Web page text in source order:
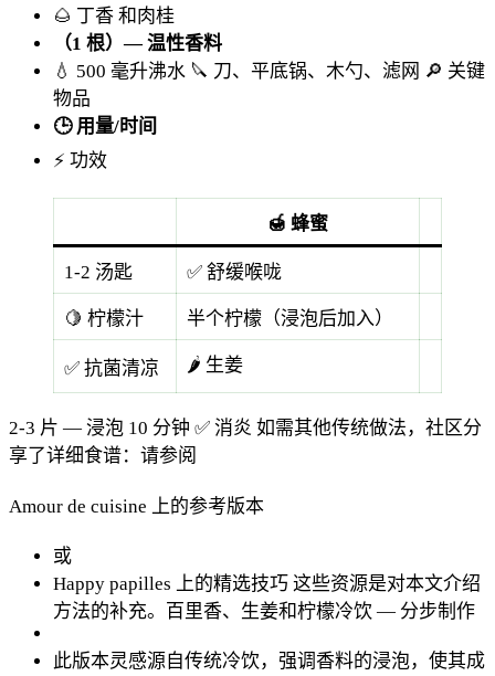
🌰 丁香 和肉桂
（1 根）— 温性香料
💧 500 毫升沸水 🔪 刀、平底锅、木勺、滤网 🔎 关键
物品
🕒 用量/时间
⚡ 功效
🍯 蜂蜜
1-2 汤匙 ✅ 舒缓喉咙
🍋 柠檬汁 半个柠檬（浸泡后加入）
✅ 抗菌清凉 🌶️ 生姜
2-3 片 — 浸泡 10 分钟 ✅ 消炎 如需其他传统做法，社区分
享了详细食谱：请参阅
Amour de cuisine 上的参考版本
或
Happy papilles 上的精选技巧 这些资源是对本文介绍
方法的补充。百里香、生姜和柠檬冷饮 — 分步制作
此版本灵感源自传统冷饮，强调香料的浸泡，使其成